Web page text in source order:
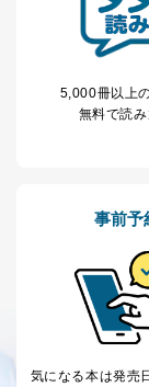
等をご利
個人情報
SNS公式
※上記の利
ータ（開示
開示等のご
なお、6、7
各SNS運営
ます。
３．個人情報
5,000冊以上
無料で読み
事前予
気になる本は発売